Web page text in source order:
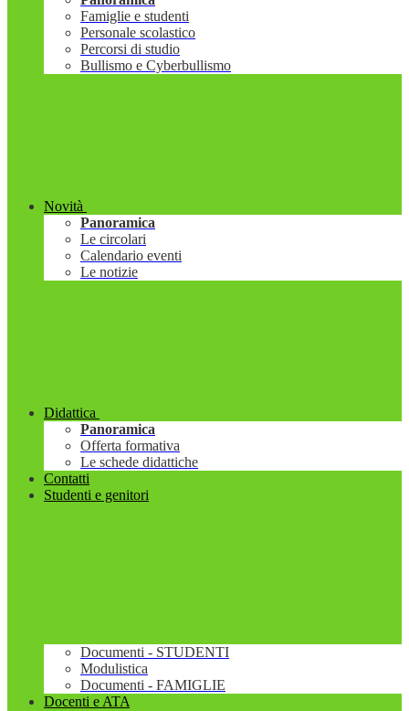
Famiglie e studenti
Personale scolastico
Percorsi di studio
Bullismo e Cyberbullismo
Novità
Panoramica
Le circolari
Calendario eventi
Le notizie
Didattica
Panoramica
Offerta formativa
Le schede didattiche
Contatti
Studenti e genitori
Documenti - STUDENTI
Modulistica
Documenti - FAMIGLIE
Docenti e ATA